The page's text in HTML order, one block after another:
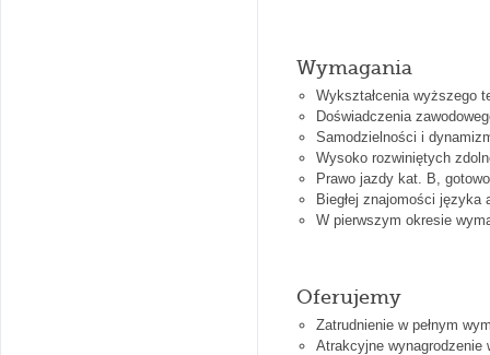
Wymagania
Wykształcenia wyższego
Doświadczenia
Samodzielności i
Wysoko rozwiniętych
Prawo jazdy kat. B,
Biegłej znajomości języka
W pierwszym okresie
Oferujemy
Zatrudnienie w pełnym
Atrakcyjne wynagrodzenie